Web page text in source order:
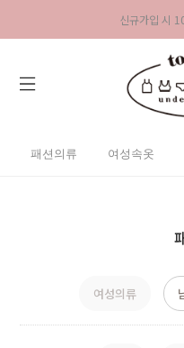
신규가입 시
패션의류 여성속옷
여성의류